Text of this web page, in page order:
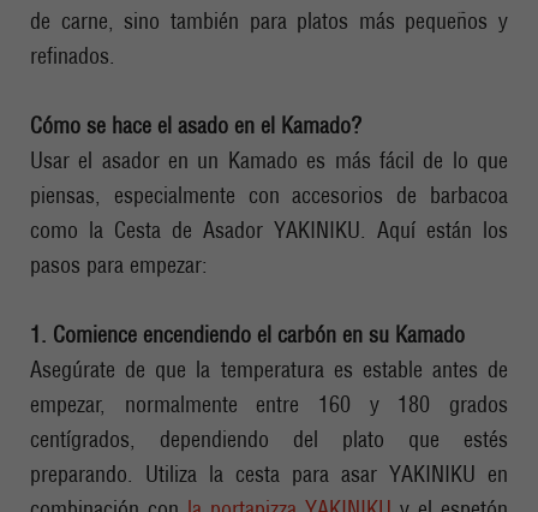
de carne, sino también para platos más pequeños y
refinados.
Cómo se hace el asado en el Kamado?
Usar el asador en un Kamado es más fácil de lo que
piensas, especialmente con accesorios de barbacoa
como la Cesta de Asador YAKINIKU. Aquí están los
pasos para empezar:
1. Comience encendiendo el carbón en su Kamado
Asegúrate de que la temperatura es estable antes de
empezar, normalmente entre 160 y 180 grados
centígrados, dependiendo del plato que estés
preparando. Utiliza la cesta para asar YAKINIKU en